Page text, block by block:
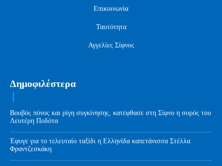
Επικοινωνία
Ταυτότητα
Αγγελίες Σίφνος
Δημοφιλέστερα
Βουβός πόνος και ρίγη συγκίνησης, κατέφθασε στη Σίφνο η σορός του
Λευτέρη Ποδότα
Έφυγε για το τελευταίο ταξίδι η Ελληνίδα καπετάνισσα Στέλλα
Φραντζεσκάκη